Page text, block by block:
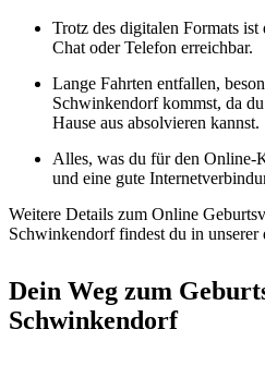
Trotz des digitalen Formats
Chat oder Telefon erreichbar.
Lange Fahrten entfallen,
Schwinkendorf kommst, da
Hause aus absolvieren kannst.
Alles, was du für den Online-
und eine gute
Weitere Details zum Online
Schwinkendorf findest du in unserer
Dein Weg zum
Schwinkendorf